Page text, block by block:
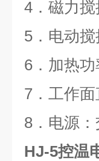
4．磁力
5．电动
6．加热
7．工作
8．电源
HJ-5控温